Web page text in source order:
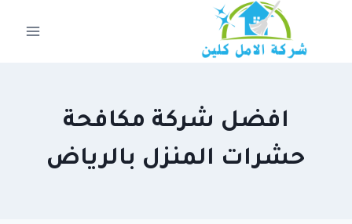
افضل شركة مكافحة
حشرات المنزل بالرياض